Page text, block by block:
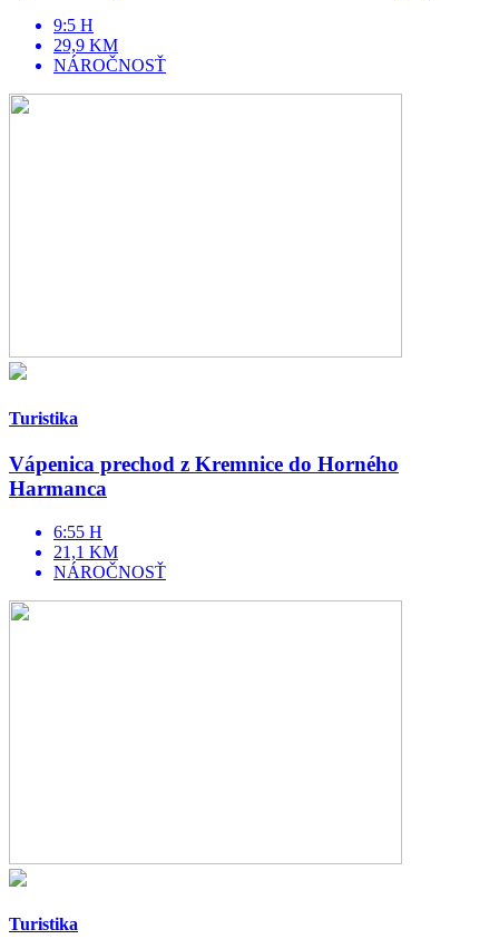
9:5 H
29,9 KM
NÁROČNOSŤ
Turistika
Vápenica prechod z Kremnice do Horného
Harmanca
6:55 H
21,1 KM
NÁROČNOSŤ
Turistika